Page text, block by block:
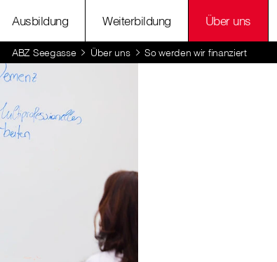
Ausbildung Weiterbildung Über uns
ABZ Seegasse Über uns So werden wir finanziert